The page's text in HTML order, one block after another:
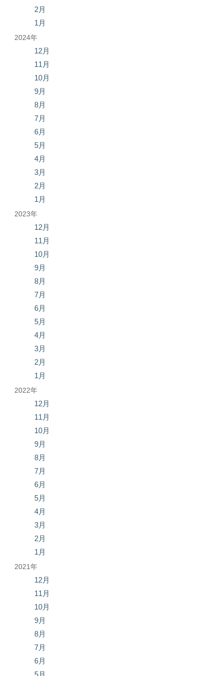
2月
1月
2024年
12月
11月
10月
9月
8月
7月
6月
5月
4月
3月
2月
1月
2023年
12月
11月
10月
9月
8月
7月
6月
5月
4月
3月
2月
1月
2022年
12月
11月
10月
9月
8月
7月
6月
5月
4月
3月
2月
1月
2021年
12月
11月
10月
9月
8月
7月
6月